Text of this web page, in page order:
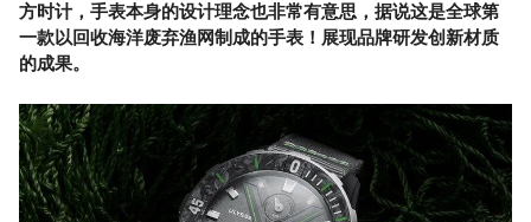
方时计，手表本身的设计理念也非常有意思，据说这是全球第
一款以回收海洋废弃渔网制成的手表！展现品牌研发创新材质
的成果。